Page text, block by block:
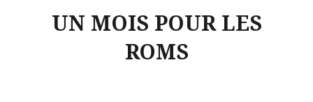
UN MOIS POUR LES
ROMS